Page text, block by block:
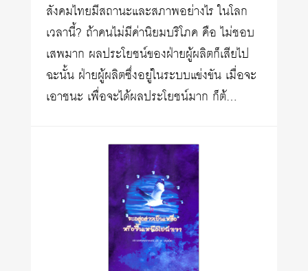
สังคมไทยมีสถานะและสภาพอย่างไร ในโลก
เวลานี้? ถ้าคนไม่มีค่านิยมบริโภค คือ ไม่ชอบ
เสพมาก ผลประโยชน์ของฝ่ายผู้ผลิตก็เสียไป
ฉะนั้น ฝ่ายผู้ผลิตซึ่งอยู่ในระบบแข่งขัน เมื่อจะ
เอาชนะ เพื่อจะได้ผลประโยชน์มาก ก็ต้…